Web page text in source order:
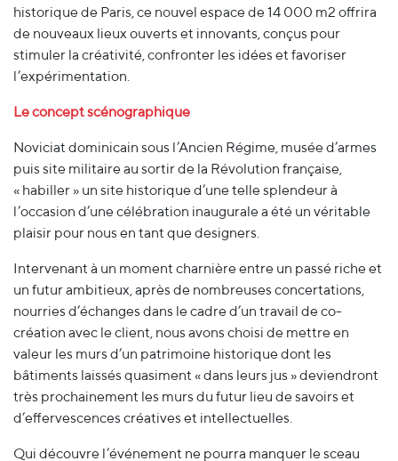
historique de Paris, ce nouvel espace de 14 000 m2 offrira
de nouveaux lieux ouverts et innovants, conçus pour
stimuler la créativité, confronter les idées et favoriser
l’expérimentation.
Le concept scénographique
Noviciat dominicain sous l’Ancien Régime, musée d’armes
puis site militaire au sortir de la Révolution française,
« habiller » un site historique d’une telle splendeur à
l’occasion d’une célébration inaugurale a été un véritable
plaisir pour nous en tant que designers.
Intervenant à un moment charnière entre un passé riche et
un futur ambitieux, après de nombreuses concertations,
nourries d’échanges dans le cadre d’un travail de co-
création avec le client, nous avons choisi de mettre en
valeur les murs d’un patrimoine historique dont les
bâtiments laissés quasiment « dans leurs jus » deviendront
très prochainement les murs du futur lieu de savoirs et
d’effervescences créatives et intellectuelles.
Qui découvre l’événement ne pourra manquer le sceau